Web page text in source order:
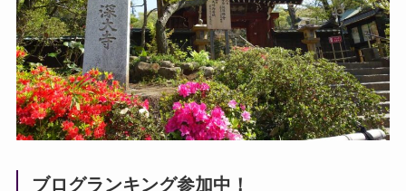
ブログランキング参加中！